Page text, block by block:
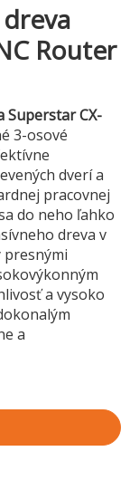
Router
Superstar CX-
3-osové
dverí a
pracovnej
do neho ľahko
dreva v
a vysoko
a